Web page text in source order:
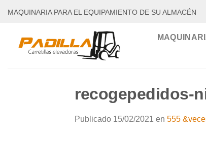
MAQUINARIA PARA EL EQUIPAMIENTO DE SU ALMACÉN
recogepedidos-
Publicado 15/02/2021 en 555